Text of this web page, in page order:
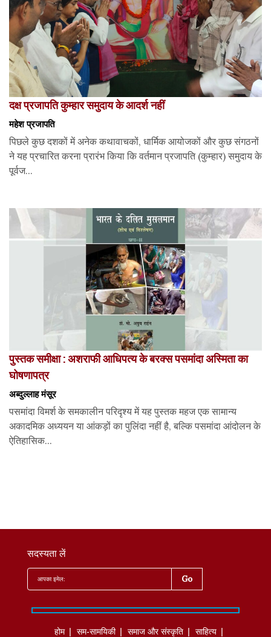
दक्ष प्रजापति कुम्हार समुदाय के आदर्श नहीं
महेश प्रजापति
पिछले कुछ दशकों में अनेक कथावाचकों, धार्मिक आयोजकों और कुछ संगठनों
ने यह प्रचारित करना प्रारंभ किया कि वर्तमान प्रजापति (कुम्हार) समुदाय के
पूर्वज...
पुस्तक समीक्षा : अशराफी आधिपत्य के बरक्स पसमांदा अस्मिता का
घोषणापत्र
अब्दुल्लाह मंसूर
पसमांदा विमर्श के समकालीन परिदृश्य में यह पुस्तक महज एक सामान्य
अकादमिक अध्ययन या आंकड़ों का पुलिंदा नहीं है, बल्कि पसमांदा आंदोलन के
ऐतिहासिक...
सदस्यता लें
होम सम-सामयिकी समाज और संस्कृति साहित्‍य